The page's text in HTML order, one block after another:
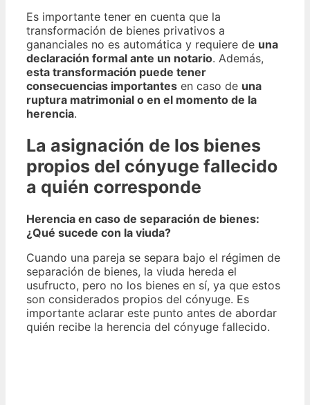
Es importante tener en cuenta que la
transformación de bienes privativos a
gananciales no es automática y requiere de una
declaración formal ante un notario. Además,
esta transformación puede tener
consecuencias importantes en caso de una
ruptura matrimonial o en el momento de la
herencia.
La asignación de los bienes
propios del cónyuge fallecido
a quién corresponde
Herencia en caso de separación de bienes:
¿Qué sucede con la viuda?
Cuando una pareja se separa bajo el régimen de
separación de bienes, la viuda hereda el
usufructo, pero no los bienes en sí, ya que estos
son considerados propios del cónyuge. Es
importante aclarar este punto antes de abordar
quién recibe la herencia del cónyuge fallecido.